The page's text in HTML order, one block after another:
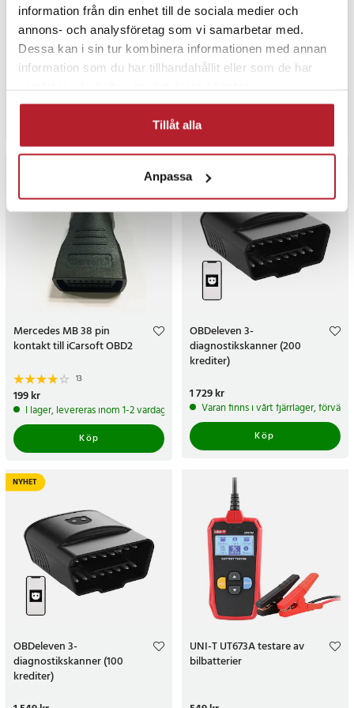
information från din enhet till de sociala medier och
annons- och analysföretag som vi samarbetar med.
Dessa kan i sin tur kombinera informationen med annan
information som du har tillhandahållit eller som de har
Tillåt alla
Anpassa
Ancel AS100/AC100 OBD2-
diagnostikverktyg med
LCD-skärm och stöd för flera
protokoll
Bluetooth batteritestare
Ancel BM200 6-20V DC
2
Mercedes MB 38 pin
kontakt till iCarsoft OBD2
13
Pris:199 kr
199 kr
I lager, levereras inom 1-2 vardagar
Köp
OBDeleven 3-
diagnostikskanner (200
krediter)
Pris:1 729 kr
1 729 kr
Varan finns i vårt fjärrlager,
Köp
NYHET
OBDeleven 3-
diagnostikskanner (100
krediter)
UNI-T UT673A testare av
bilbatterier